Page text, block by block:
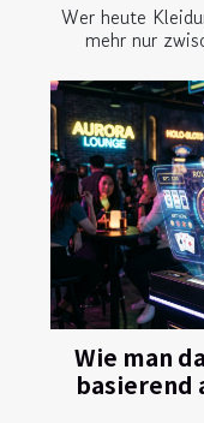
Wer heute
mehr nur
Wie man
basierend